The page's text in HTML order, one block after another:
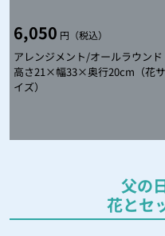
6,050 円（税込）
アレンジメント/オールラウンド
高さ21×幅33×奥行20cm（花サ
イズ）
父の
花とセ